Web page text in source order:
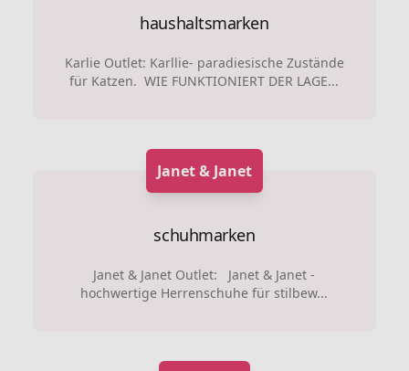
haushaltsmarken
Karlie Outlet: Karllie- paradiesische Zustände
für Katzen. WIE FUNKTIONIERT DER LAGE...
Janet & Janet
schuhmarken
Janet & Janet Outlet: Janet & Janet -
hochwertige Herrenschuhe für stilbew...